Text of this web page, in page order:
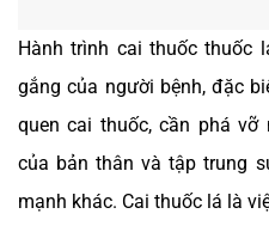
Hành trình cai thuốc thuốc
gắng của người bệnh, đặc
quen cai thuốc, cần phá
của bản thân và tập trung
mạnh khác. Cai thuốc lá là